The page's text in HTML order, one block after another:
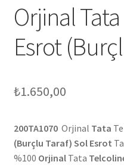
Orjinal
Esrot
₺1.650,00
200TA1070 Orjinal Tata
(Burçlu Taraf) Sol Esrot
%100 OrjinalTata